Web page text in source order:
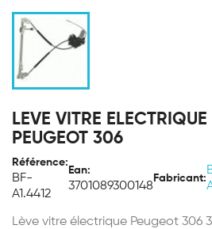
LEVE VITRE
PEUGEOT 306
Référence:
BF-
A1.4412
Ean:
3701089300148
Fabricant:
Lève vitre électrique Peugeot 306